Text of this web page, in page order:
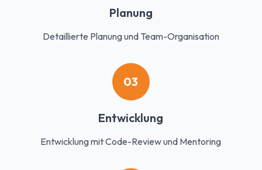
Planung
Detaillierte Planung und Team-Organisation
03
Entwicklung
Entwicklung mit Code-Review und Mentoring